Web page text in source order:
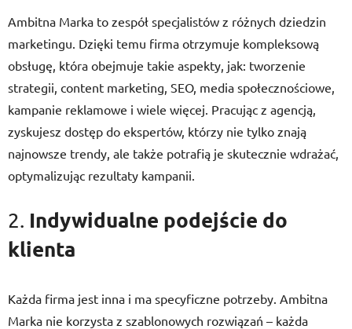
Ambitna Marka to zespół specjalistów z różnych dziedzin
marketingu. Dzięki temu firma otrzymuje kompleksową
obsługę, która obejmuje takie aspekty, jak: tworzenie
strategii, content marketing, SEO, media społecznościowe,
kampanie reklamowe i wiele więcej. Pracując z agencją,
zyskujesz dostęp do ekspertów, którzy nie tylko znają
najnowsze trendy, ale także potrafią je skutecznie wdrażać,
optymalizując rezultaty kampanii.
2. Indywidualne podejście do
klienta
Każda firma jest inna i ma specyficzne potrzeby. Ambitna
Marka nie korzysta z szablonowych rozwiązań – każda